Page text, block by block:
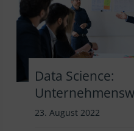
Data Science:
23. August 2022